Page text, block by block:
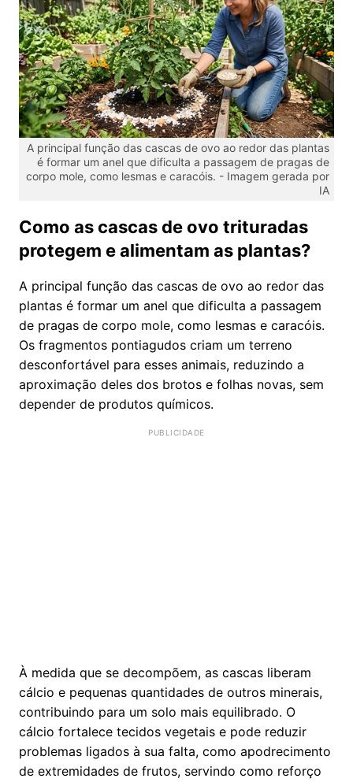
A principal função das cascas de ovo ao redor das plantas
é formar um anel que dificulta a passagem de pragas de
corpo mole, como lesmas e caracóis. - Imagem gerada por
IA
Como as cascas de ovo trituradas
protegem e alimentam as plantas?
A principal função das cascas de ovo ao redor das
plantas é formar um anel que dificulta a passagem
de pragas de corpo mole, como lesmas e caracóis.
Os fragmentos pontiagudos criam um terreno
desconfortável para esses animais, reduzindo a
aproximação deles dos brotos e folhas novas, sem
depender de produtos químicos.
À medida que se decompõem, as cascas liberam
cálcio e pequenas quantidades de outros minerais,
contribuindo para um solo mais equilibrado. O
cálcio fortalece tecidos vegetais e pode reduzir
problemas ligados à sua falta, como apodrecimento
de extremidades de frutos, servindo como reforço